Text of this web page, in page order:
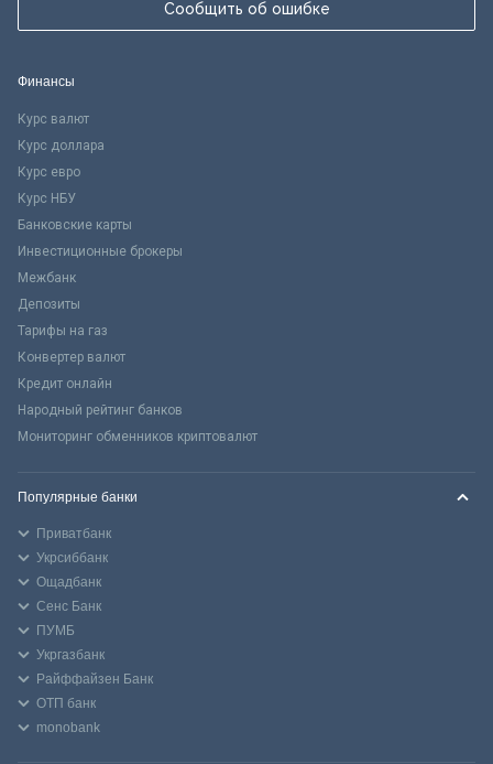
Сообщить об ошибке
Финансы
Курс валют
Курс доллара
Курс евро
Курс НБУ
Банковские карты
Инвестиционные брокеры
Межбанк
Депозиты
Тарифы на газ
Конвертер валют
Кредит онлайн
Народный рейтинг банков
Мониторинг обменников криптовалют
Популярные банки
Приватбанк
Укрсиббанк
Ощадбанк
Сенс Банк
ПУМБ
Укргазбанк
Райффайзен Банк
ОТП банк
monobank